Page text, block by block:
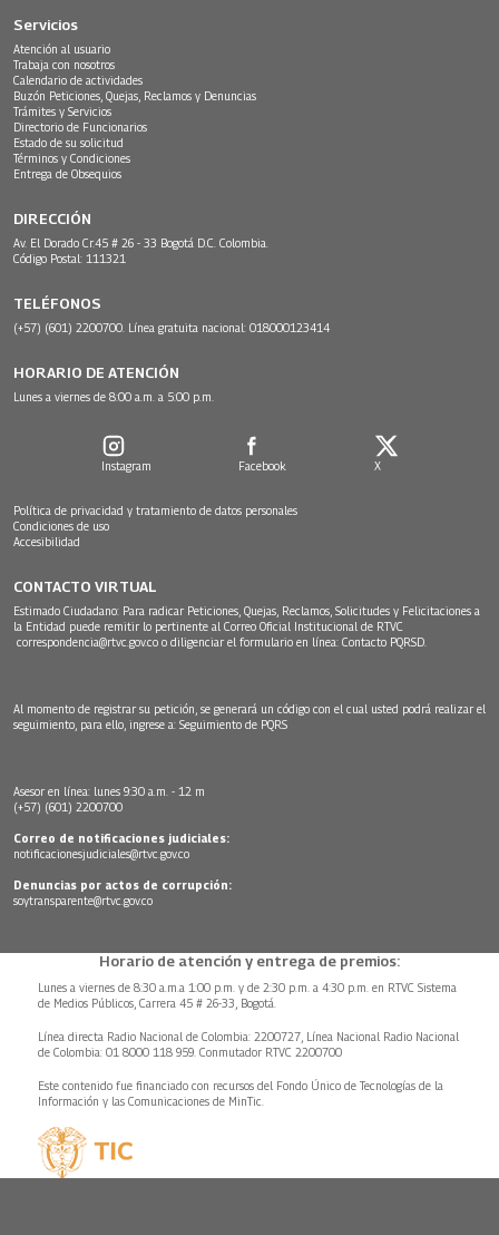
Servicios
Atención al usuario
Trabaja con nosotros
Calendario de actividades
Buzón Peticiones, Quejas, Reclamos y Denuncias
Trámites y Servicios
Directorio de Funcionarios
Estado de su solicitud
Términos y Condiciones
Entrega de Obsequios
DIRECCIÓN
Av. El Dorado Cr.45 # 26 - 33 Bogotá D.C. Colombia.
Código Postal: 111321
TELÉFONOS
(+57) (601) 2200700. Línea gratuita nacional: 018000123414
HORARIO DE ATENCIÓN
Lunes a viernes de 8:00 a.m. a 5:00 p.m.
Instagram Facebook X
Política de privacidad y tratamiento de datos personales
Condiciones de uso
Accesibilidad
CONTACTO VIRTUAL
Estimado Ciudadano: Para radicar Peticiones, Quejas, Reclamos, Solicitudes y Felicitaciones a
la Entidad puede remitir lo pertinente al Correo Oficial Institucional de RTVC
correspondencia@rtvc.gov.co o diligenciar el formulario en línea: Contacto PQRSD.
Al momento de registrar su petición, se generará un código con el cual usted podrá realizar el
seguimiento, para ello, ingrese a: Seguimiento de PQRS
Asesor en línea: lunes 9:30 a.m. - 12 m
(+57) (601) 2200700
Correo de notificaciones judiciales:
notificacionesjudiciales@rtvc.gov.co
Denuncias por actos de corrupción:
soytransparente@rtvc.gov.co
Horario de atención y entrega de premios:
Lunes a viernes de 8:30 a.m.a 1:00 p.m. y de 2:30 p.m. a 4:30 p.m. en RTVC Sistema
de Medios Públicos, Carrera 45 # 26-33, Bogotá.
Línea directa Radio Nacional de Colombia: 2200727, Línea Nacional Radio Nacional
de Colombia: 01 8000 118 959. Conmutador RTVC 2200700
Este contenido fue financiado con recursos del Fondo Único de Tecnologías de la
Información y las Comunicaciones de MinTic.